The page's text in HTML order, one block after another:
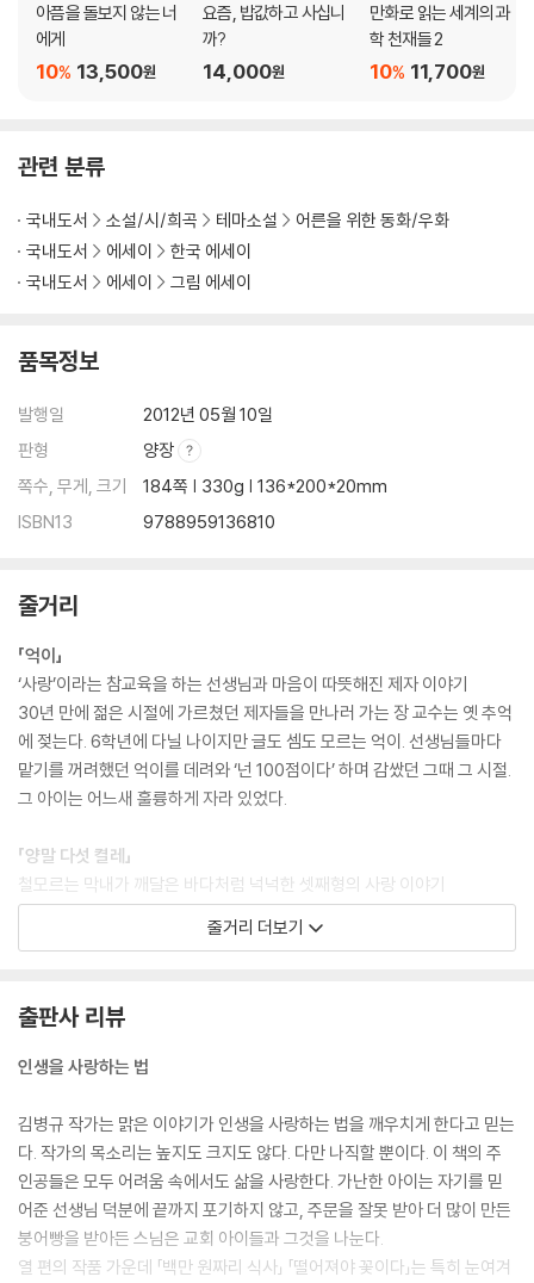
아픔을 돌보지 않는 너
에게
13,500원
10%
요즘, 밥값하고 사십니
까?
14,000원
만화로 읽는 세계의 과
학 천재들 2
11,700원
10%
관련 분류
국내도서 소설/시/희곡 테마소설
어른을 위한 동화/우화
국내도서
에세이
한국 에세이
국내도서
에세이 그림 에세이
품목정보
발행일
2012년 05월 10일
판형
양장
쪽수, 무게, 크기
184쪽 | 330g | 136*200*20mm
ISBN13
9788959136810
줄거리
「억이」
‘사랑’이라는 참교육을 하는 선생님과 마음이 따뜻해진 제자 이야기
30년 만에 젊은 시절에 가르쳤던 제자들을 만나러 가는 장 교수는 옛 추억
에 젖는다. 6학년에 다닐 나이지만 글도 셈도 모르는 억이. 선생님들마다
맡기를 꺼려했던 억이를 데려와 ‘넌 100점이다’ 하며 감쌌던 그때 그 시절.
그 아이는 어느새 훌륭하게 자라 있었다.
「양말 다섯 켤레」
철모르는 막내가 깨달은 바다처럼 넉넉한 셋째형의 사랑 이야기
양말이 다섯 켤레뿐인 집, 다섯 형제는 아침마다 일어나는 순서에 따라 양
말을 골라 신곤 했다. 어느 날 새벽에 눈을 뜬 막내는 노란 새 양말을 슬쩍
폭 빠진다. 셋째형은 조용히 그 발을 씻겨주며 막내 손에 들린 양말을 신겨
준다.
「백만 원짜리 식사」
작가 김병규가 故 정채봉 작가가 처음 동화집을 낸 그때를 소재로 쓴 동화
동화작가 채송화는 처음 동화집을 내고 오랜 고향 친구에게 전화를 받는
다. 채송화는 값비싼 저녁을 대접받을 기대에 가득 찼지만, 친구가 데리고
간 곳은 포장마차. 그러던 어느 날, 우연히 친구가 일하는 모습을 보게 된
채송화. 친구는 자신의 고객에게 일일이 채송화의 동화집을 선물로 주고
줄거리 더보기
출판사 리뷰
인생을 사랑하는 법
김병규 작가는 맑은 이야기가 인생을 사랑하는 법을 깨우치게 한다고 믿는
다. 작가의 목소리는 높지도 크지도 않다. 다만 나직할 뿐이다. 이 책의 주
인공들은 모두 어려움 속에서도 삶을 사랑한다. 가난한 아이는 자기를 믿
어준 선생님 덕분에 끝까지 포기하지 않고, 주문을 잘못 받아 더 많이 만든
붕어빵을 받아든 스님은 교회 아이들과 그것을 나눈다.
열 편의 작품 가운데 「백만 원짜리 식사」 「떨어져야 꽃이다」는 특히 눈여겨